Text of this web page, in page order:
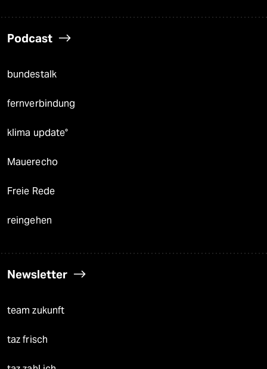
Podcast
bundestalk
fernverbindung
klima update°
Mauerecho
Freie Rede
reingehen
Newsletter
team zukunft
taz frisch